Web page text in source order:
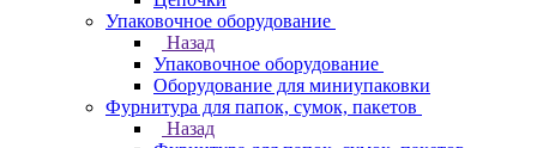
Упаковочное оборудование
Назад
Упаковочное оборудование
Оборудование для миниупаковки
Фурнитура для папок, сумок, пакетов
Назад